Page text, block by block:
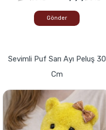
Gönder
Sevimli Puf Sarı Ayı Peluş 30
Cm